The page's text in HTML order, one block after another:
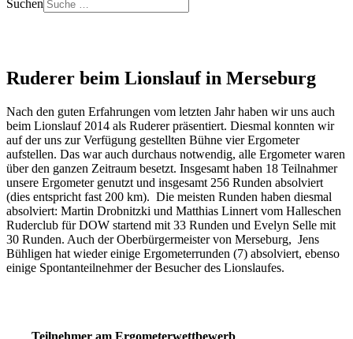
Suchen
Ruderer beim Lionslauf in Merseburg
Nach den guten Erfahrungen vom letzten Jahr haben wir uns auch
beim Lionslauf 2014 als Ruderer präsentiert. Diesmal konnten wir
auf der uns zur Verfügung gestellten Bühne vier Ergometer
aufstellen. Das war auch durchaus notwendig, alle Ergometer waren
über den ganzen Zeitraum besetzt. Insgesamt haben 18 Teilnahmer
unsere Ergometer genutzt und insgesamt 256 Runden absolviert
(dies entspricht fast 200 km). Die meisten Runden haben diesmal
absolviert: Martin Drobnitzki und Matthias Linnert vom Halleschen
Ruderclub für DOW startend mit 33 Runden und Evelyn Selle mit
30 Runden. Auch der Oberbürgermeister von Merseburg, Jens
Bühligen hat wieder einige Ergometerrunden (7) absolviert, ebenso
einige Spontanteilnehmer der Besucher des Lionslaufes.
Teilnehmer am Ergometerwettbewerb